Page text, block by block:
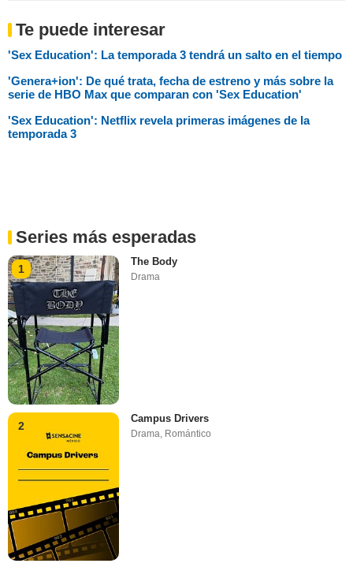
Te puede interesar
'Sex Education': La temporada 3 tendrá un salto en el tiempo
'Genera+ion': De qué trata, fecha de estreno y más sobre la
serie de HBO Max que comparan con 'Sex Education'
'Sex Education': Netflix revela primeras imágenes de la
temporada 3
Series más esperadas
1
The Body
Drama
2
Campus Drivers
Drama Romántico